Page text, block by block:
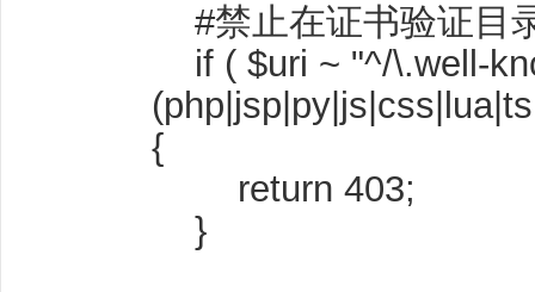
#禁止在证书验证目
if ( $uri ~ "^/\.well-
{
return 403;
}